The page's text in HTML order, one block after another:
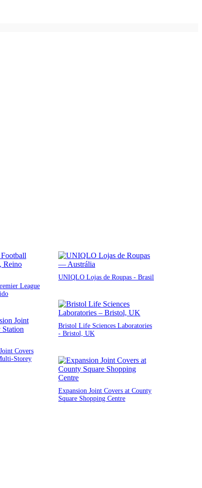
League
UNIQLO Lojas de Roupas - Brasil
Bristol Life Sciences Laboratories
- Bristol, UK
Covers
Storey
Expansion Joint Covers at County
Square Shopping Centre